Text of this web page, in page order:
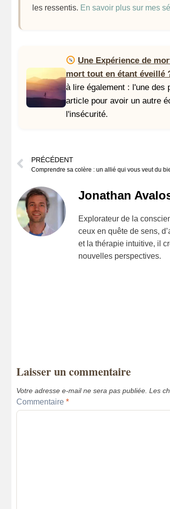
les ressentis. En savoir plus sur mes
Une Expérience de
mort tout en étant éveillé
à lire également : l'une des
article pour avoir un autre
l'insécurité.
PRÉCÉDENT
Comprendre sa colère : un allié qui vous veut du
Jonathan
Explorateur de la
ceux en quête de sens,
et la thérapie intuitive, il
nouvelles perspectives.
Laisser un commentaire
Votre adresse e-mail ne sera pas publiée. Les
Commentaire *